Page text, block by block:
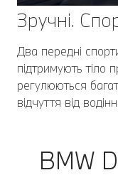
Зручні.
Два передні
підтримують тіло
регулюються
відчуття від
BMW